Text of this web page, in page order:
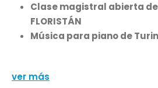
Clase magistral abierta de
FLORISTÁN
Música para piano de
ver más